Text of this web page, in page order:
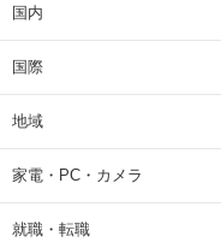
国内
国際
地域
家電・PC・カメラ
就職・転職